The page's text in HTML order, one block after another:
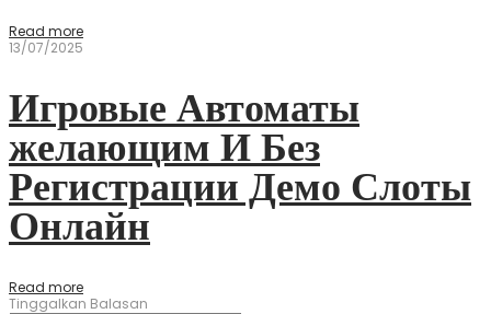
Read more
13/07/2025
Игровые Автоматы
желающим И Без
Регистрации Демо Слоты
Онлайн
Read more
Tinggalkan Balasan